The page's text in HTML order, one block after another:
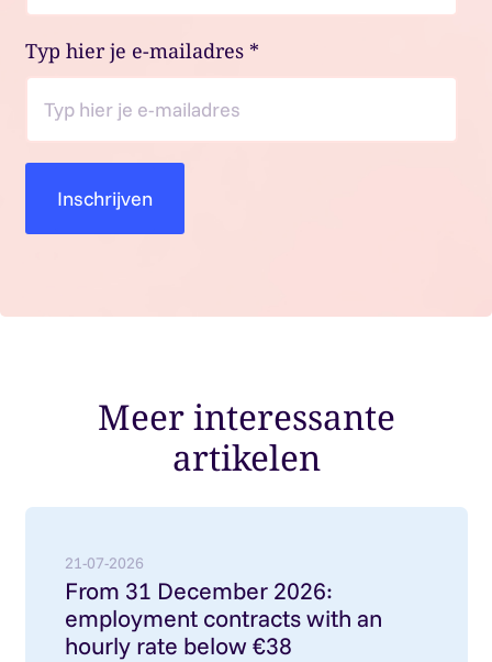
Typ hier je e-mailadres *
Meer interessante
artikelen
21-07-2026
From 31 December 2026:
employment contracts with an
hourly rate below €38